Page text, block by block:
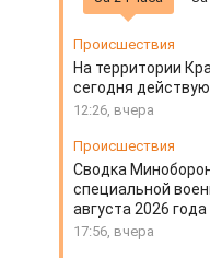
Происшествия
На территории
сегодня
12:26, вчера
Происшествия
Сводка
специальной
августа 2026 года
17:56, вчера